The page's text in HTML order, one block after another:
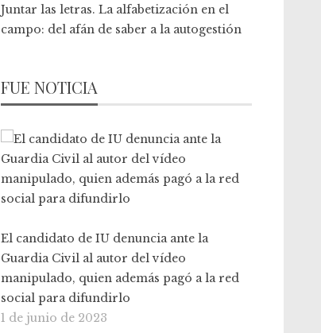
Juntar las letras. La alfabetización en el
campo: del afán de saber a la autogestión
FUE NOTICIA
El candidato de IU denuncia ante la
Guardia Civil al autor del vídeo
manipulado, quien además pagó a la red
social para difundirlo
1 de junio de 2023